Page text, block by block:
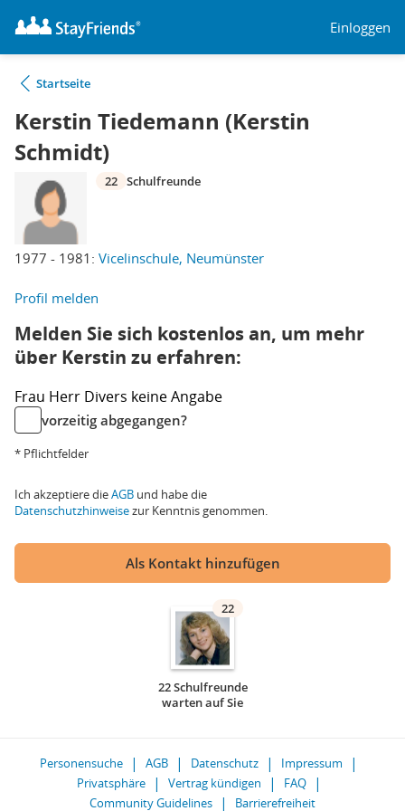
Einloggen
Startseite
Kerstin Tiedemann (Kerstin
Schmidt)
1977 - 1981: Vicelinschule, Neumünster
22 Schulfreunde
Profil melden
Melden Sie sich kostenlos an, um mehr
über Kerstin zu erfahren:
Frau Herr Divers keine Angabe
vorzeitig abgegangen?
* Pflichtfelder
Ich akzeptiere dieAGB und habe die
Datenschutzhinweisezur Kenntnis genommen.
Als Kontakt hinzufügen
22
22 Schulfreunde
warten auf Sie
Personensuche AGB Datenschutz
Impressum
Privatsphäre
Vertrag kündigen
FAQ
Community Guidelines
Barrierefreiheit